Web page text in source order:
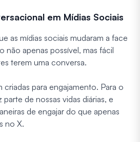
em Mídias Sociais
as mídias sociais mudaram a face
não apenas possível, mas fácil
terem uma conversa.
criadas para engajamento. Para o
de nossas vidas diárias, e
de engajar do que apenas
no X.